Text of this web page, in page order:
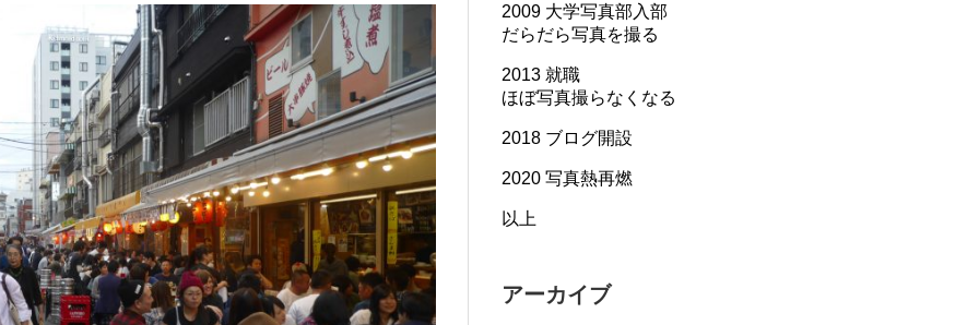
2009 大学写真部入部
だらだら写真を撮る
2013 就職
ほぼ写真撮らなくなる
2018 ブログ開設
2020 写真熱再燃
以上
アーカイブ